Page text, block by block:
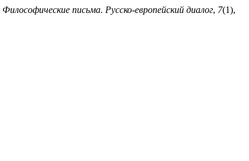
Философические письма. Русско-европейский диалог, 7(1),